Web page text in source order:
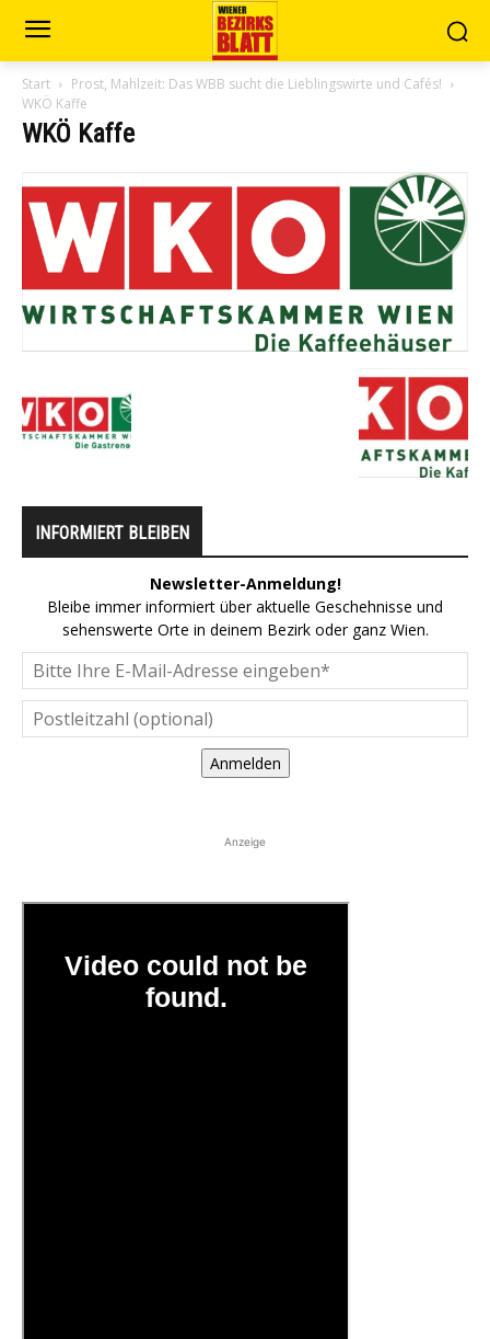
Start
Prost, Mahlzeit: Das WBB sucht die Lieblingswirte und Cafés!
WKÖ Kaffe
WKÖ Kaffe
INFORMIERT BLEIBEN
Newsletter-Anmeldung!
Bleibe immer informiert über aktuelle Geschehnisse und
sehenswerte Orte in deinem Bezirk oder ganz Wien.
Anmelden
Anzeige